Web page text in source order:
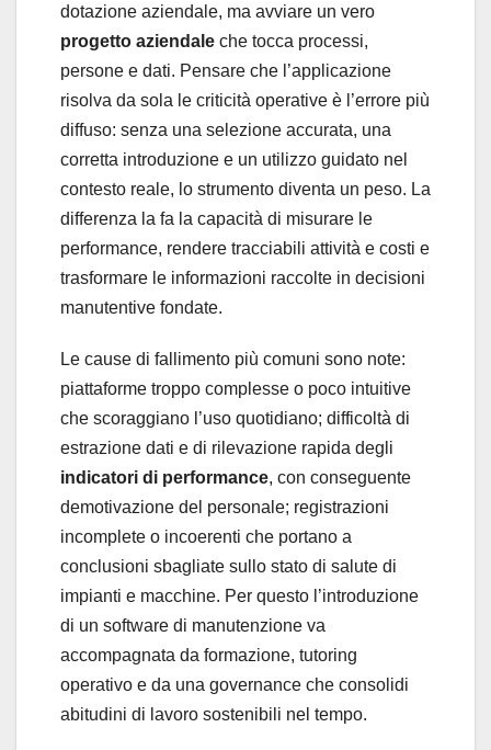
dotazione aziendale, ma avviare un vero
progetto aziendale che tocca processi,
persone e dati. Pensare che l’applicazione
risolva da sola le criticità operative è l’errore più
diffuso: senza una selezione accurata, una
corretta introduzione e un utilizzo guidato nel
contesto reale, lo strumento diventa un peso. La
differenza la fa la capacità di misurare le
performance, rendere tracciabili attività e costi e
trasformare le informazioni raccolte in decisioni
manutentive fondate.
Le cause di fallimento più comuni sono note:
piattaforme troppo complesse o poco intuitive
che scoraggiano l’uso quotidiano; difficoltà di
estrazione dati e di rilevazione rapida degli
indicatori di performance, con conseguente
demotivazione del personale; registrazioni
incomplete o incoerenti che portano a
conclusioni sbagliate sullo stato di salute di
impianti e macchine. Per questo l’introduzione
di un software di manutenzione va
accompagnata da formazione, tutoring
operativo e da una governance che consolidi
abitudini di lavoro sostenibili nel tempo.